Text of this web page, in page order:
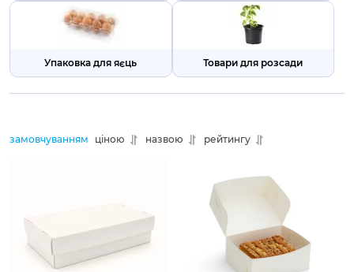
Упаковка для яєць Товари для розсади
замовчуванням ціною назвою рейтингу